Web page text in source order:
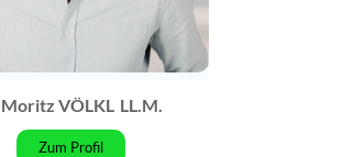
Moritz VÖLKL LL.M.
Zum Profil